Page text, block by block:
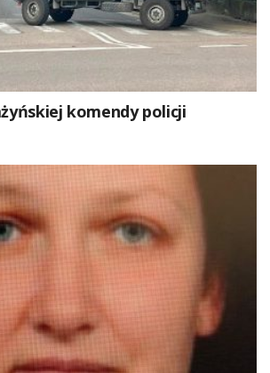
komendy policji